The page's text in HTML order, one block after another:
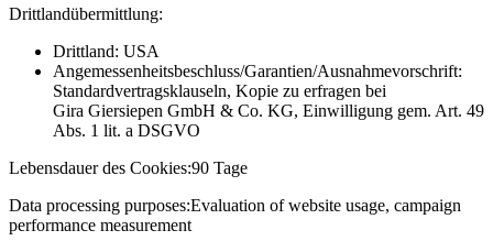
Drittlandübermittlung:
Drittland: USA
Angemessenheitsbeschluss/Garantien/Ausnahmevorschrift:
Standardvertragsklauseln, Kopie zu erfragen bei
Gira Giersiepen GmbH & Co. KG, Einwilligung gem. Art. 49
Abs. 1 lit. a DSGVO
Lebensdauer des Cookies:90 Tage
Data processing purposes:Evaluation of website usage, campaign
performance measurement